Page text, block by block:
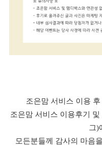
조은맘 서비스 이용
조은맘 서비스 이용후기
그)
모든분들께 감사의 마음